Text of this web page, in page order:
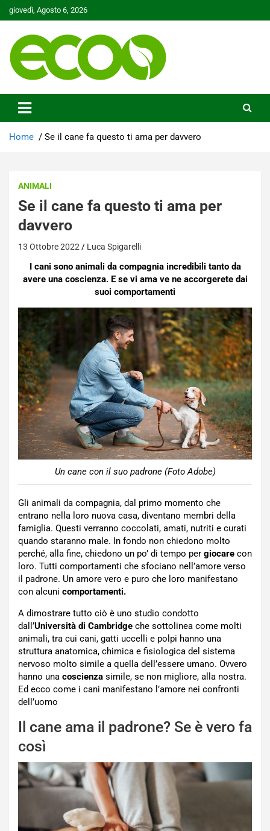
Skip
to
giovedì, Agosto 6, 2026
Ecoo.it
Home Se il cane fa questo ti ama per davvero
ANIMALI
Se il cane fa questo ti ama per
davvero
13 Ottobre 2022 Luca Spigarelli
I cani sono animali da compagnia incredibili tanto da
avere una coscienza. E se vi ama ve ne accorgerete dai
suoi comportamenti
Un cane con il suo padrone (Foto Adobe)
Gli animali da compagnia, dal primo momento che
entrano nella loro nuova casa, diventano membri della
famiglia. Questi verranno coccolati, amati, nutriti e curati
quando staranno male. In fondo non chiedono molto
perché, alla fine, chiedono un po’ di tempo per giocare con
loro. Tutti comportamenti che sfociano nell’amore verso
il padrone. Un amore vero e puro che loro manifestano
con alcuni comportamenti.
A dimostrare tutto ciò è uno studio condotto
dall’Università di Cambridge che sottolinea come molti
animali, tra cui cani, gatti uccelli e polpi hanno una
struttura anatomica, chimica e fisiologica del sistema
nervoso molto simile a quella dell’essere umano. Ovvero
hanno una coscienza simile, se non migliore, alla nostra.
Ed ecco come i cani manifestano l’amore nei confronti
dell’uomo
Il cane ama il padrone? Se è vero fa
così